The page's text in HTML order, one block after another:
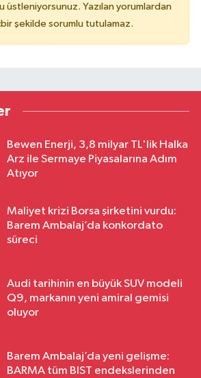
üstleniyorsunuz. Yazılan yorumlardan
şekilde sorumlu tutulamaz.
Bewen Enerji, 3,8 milyar TL'lik Halka
Arz ile Sermaye Piyasalarına Adım
Atıyor
Maliyet krizi Borsa şirketini vurdu:
Barem Ambalaj’da konkordato
süreci
Audi tarihinin en büyük SUV modeli
Q9, markanın yeni amiral gemisi
oluyor
Barem Ambalaj’da yeni gelişme:
BARMA tüm BIST endekslerinden